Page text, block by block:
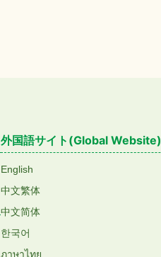
外国語サイト(Global Website)
English
中文繁体
中文简体
한국어
ภาษาไทย